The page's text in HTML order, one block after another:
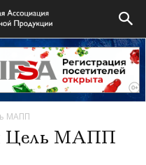
МАПП
Цель МАПП